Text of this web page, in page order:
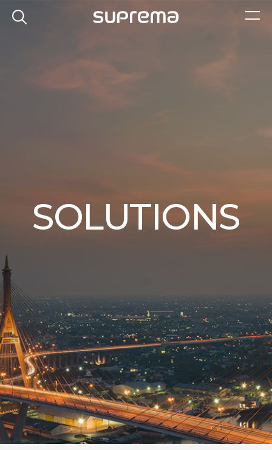
SOLUTIONS